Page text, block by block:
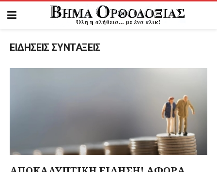
ΕΙΔΗΣΕΙΣ ΣΥΝΤΑΞΕΙΣ